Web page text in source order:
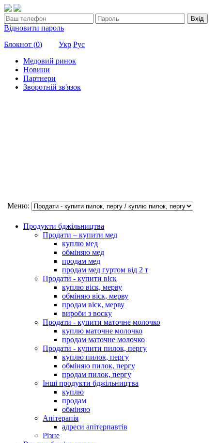
Вхід
Відновити пароль
Блокнот (0) Укр Рус
Медовий ринок
Новини
Партнери
Зворотній зв'язок
Меню:
Продукти бджільництва
Продати – купити мед
куплю мед
обміняю мед
продам мед
продам мед гуртом від 2 т
Продати - купити віск
куплю віск, мерву
обміняю віск, мерву
продам віск, мерву
вироби з воску
Продати - купити маточне молочко
куплю маточне молочко
продам маточне молочко
Продати - купити пилок, пергу
куплю пилок, пергу
обміняю пилок, пергу
продам пилок, пергу
Інші продукти бджільництва
куплю
продам
обміняю
Апітерапія
адреси апітерпавтів
Різне